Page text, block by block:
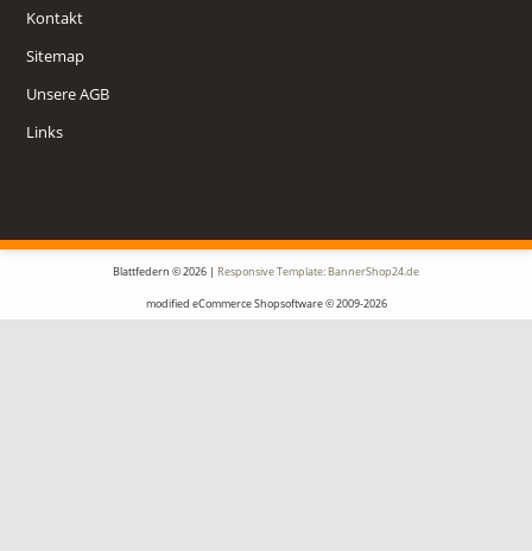
Kontakt
Sitemap
Unsere AGB
Links
Blattfedern © 2026 | Responsive Template: BannerShop24.de
modified eCommerce Shopsoftware © 2009-2026